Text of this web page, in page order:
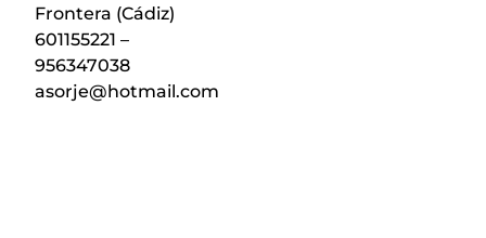
Frontera (Cádiz)
601155221 –
956347038
asorje@hotmail.com